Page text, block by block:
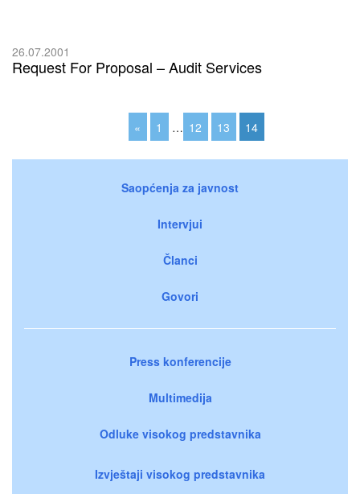
26.07.2001
Request For Proposal – Audit Services
« 1 … 12 13 14
Saopćenja za javnost
Intervjui
Članci
Govori
Press konferencije
Multimedija
Odluke visokog predstavnika
Izvještaji visokog predstavnika